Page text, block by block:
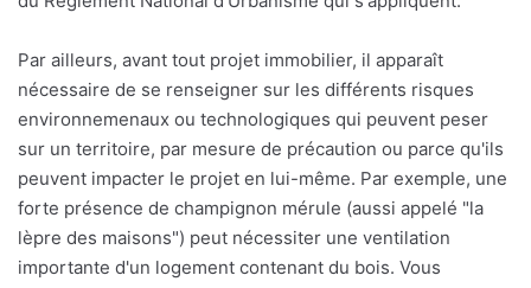
Par ailleurs, avant tout projet immobilier, il apparaît
nécessaire de se renseigner sur les différents risques
environnemenaux ou technologiques qui peuvent peser
sur un territoire, par mesure de précaution ou parce qu'ils
peuvent impacter le projet en lui-même. Par exemple, une
forte présence de champignon mérule (aussi appelé "la
lèpre des maisons") peut nécessiter une ventilation
importante d'un logement contenant du bois. Vous